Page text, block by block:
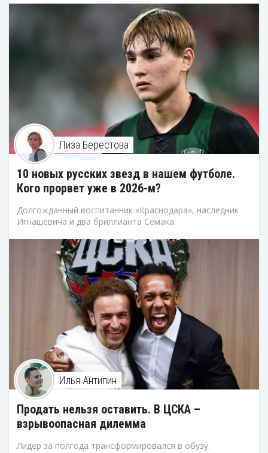
Лиза Берестова
10 новых русских звезд в нашем футболе.
Кого прорвет уже в 2026-м?
Долгожданный воспитанник «Краснодара», наследник
Игнашевича и два бриллианта Семака.
Илья Антипин
Продать нельзя оставить. В ЦСКА –
взрывоопасная дилемма
Лидер за полгода трансформировался в обузу.